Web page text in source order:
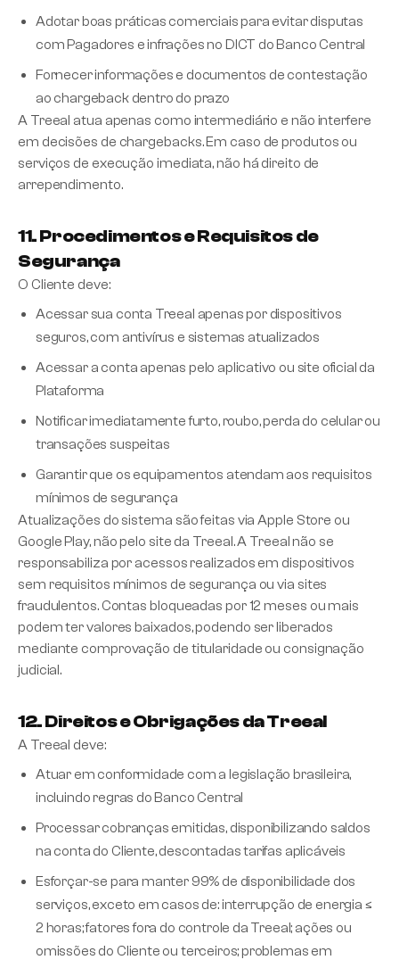
Adotar boas práticas comerciais para evitar disputas
com Pagadores e infrações no DICT do Banco Central
Fornecer informações e documentos de contestação
ao chargeback dentro do prazo
A Treeal atua apenas como intermediário e não interfere
em decisões de chargebacks. Em caso de produtos ou
serviços de execução imediata, não há direito de
arrependimento.
11. Procedimentos e Requisitos de
Segurança
O Cliente deve:
Acessar sua conta Treeal apenas por dispositivos
seguros, com antivírus e sistemas atualizados
Acessar a conta apenas pelo aplicativo ou site oficial da
Plataforma
Notificar imediatamente furto, roubo, perda do celular ou
transações suspeitas
Garantir que os equipamentos atendam aos requisitos
mínimos de segurança
Atualizações do sistema são feitas via Apple Store ou
Google Play, não pelo site da Treeal. A Treeal não se
responsabiliza por acessos realizados em dispositivos
sem requisitos mínimos de segurança ou via sites
fraudulentos. Contas bloqueadas por 12 meses ou mais
podem ter valores baixados, podendo ser liberados
mediante comprovação de titularidade ou consignação
judicial.
12. Direitos e Obrigações da Treeal
A Treeal deve:
Atuar em conformidade com a legislação brasileira,
incluindo regras do Banco Central
Processar cobranças emitidas, disponibilizando saldos
na conta do Cliente, descontadas tarifas aplicáveis
Esforçar-se para manter 99% de disponibilidade dos
serviços, exceto em casos de: interrupção de energia ≤
2 horas; fatores fora do controle da Treeal; ações ou
omissões do Cliente ou terceiros; problemas em